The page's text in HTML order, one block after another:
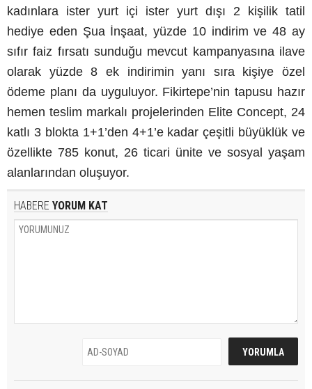
kadınlara ister yurt içi ister yurt dışı 2 kişilik tatil
hediye eden Şua İnşaat, yüzde 10 indirim ve 48 ay
sıfır faiz fırsatı sunduğu mevcut kampanyasına ilave
olarak yüzde 8 ek indirimin yanı sıra kişiye özel
ödeme planı da uyguluyor. Fikirtepe’nin tapusu hazır
hemen teslim markalı projelerinden Elite Concept, 24
katlı 3 blokta 1+1’den 4+1’e kadar çeşitli büyüklük ve
özellikte 785 konut, 26 ticari ünite ve sosyal yaşam
alanlarından oluşuyor.
HABERE YORUM KAT